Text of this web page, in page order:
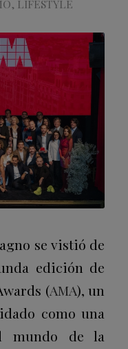
, LIFESTYLE
se vistió de
edición de
(AMA), un
como una
mundo de la